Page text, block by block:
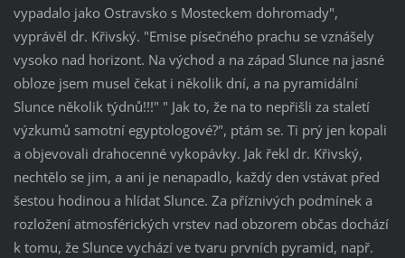
vypadalo jako Ostravsko s Mosteckem dohromady",
vyprávěl dr. Křivský. "Emise písečného prachu se vznášely
vysoko nad horizont. Na východ a na západ Slunce na jasné
obloze jsem musel čekat i několik dní, a na pyramidální
Slunce několik týdnů!!!" " Jak to, že na to nepřišli za staletí
výzkumů samotní egyptologové?", ptám se. Ti prý jen kopali
a objevovali drahocenné vykopávky. Jak řekl dr. Křivský,
nechtělo se jim, a ani je nenapadlo, každý den vstávat před
šestou hodinou a hlídat Slunce. Za příznivých podmínek a
rozložení atmosférických vrstev nad obzorem občas dochází
k tomu, že Slunce vychází ve tvaru prvních pyramid, např.